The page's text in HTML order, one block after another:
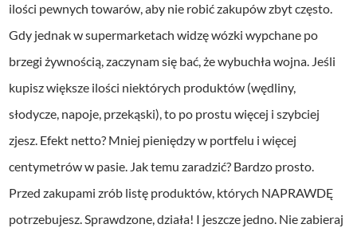
ilości pewnych towarów, aby nie robić zakupów zbyt często.
Gdy jednak w supermarketach widzę wózki wypchane po
brzegi żywnością, zaczynam się bać, że wybuchła wojna. Jeśli
kupisz większe ilości niektórych produktów (wędliny,
słodycze, napoje, przekąski), to po prostu więcej i szybciej
zjesz. Efekt netto? Mniej pieniędzy w portfelu i więcej
centymetrów w pasie. Jak temu zaradzić? Bardzo prosto.
Przed zakupami zrób listę produktów, których NAPRAWDĘ
potrzebujesz. Sprawdzone, działa! I jeszcze jedno. Nie zabieraj